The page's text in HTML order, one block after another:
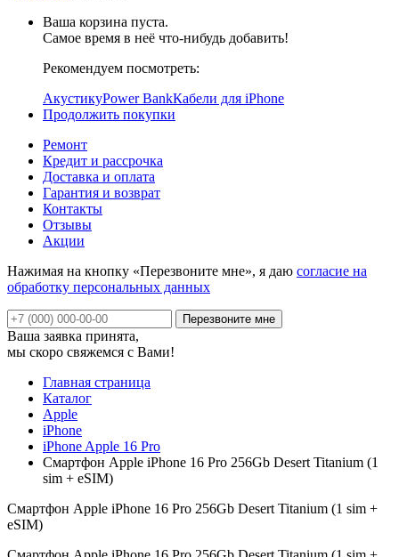
Ваша корзина пуста.
Самое время в неё что-нибудь добавить!
Рекомендуем посмотреть:
АкустикуPower BankКабели для iPhone
Продолжить покупки
Ремонт
Кредит и рассрочка
Доставка и оплата
Гарантия и возврат
Контакты
Отзывы
Акции
Нажимая на кнопку «Перезвоните мне», я даю согласие на
обработку персональных данных
Ваша заявка принята,
мы скоро свяжемся с Вами!
Главная страница
Каталог
Apple
iPhone
iPhone Apple 16 Pro
Смартфон Apple iPhone 16 Pro 256Gb Desert Titanium (1
sim + eSIM)
Смартфон Apple iPhone 16 Pro 256Gb Desert Titanium (1 sim +
eSIM)